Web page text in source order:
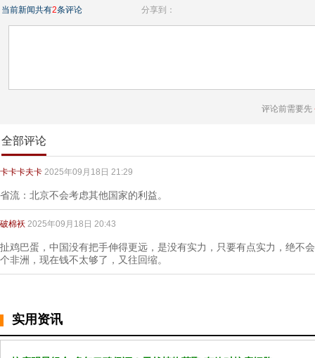
当前新闻共有2条评论 分享到：
评论前需要先
全部评论
卡卡卡夫卡 2025年09月18日 21:29
省流：北京不会考虑其他国家的利益。
破棉袄 2025年09月18日 20:43
扯鸡巴蛋，中国没有把手伸得更远，是没有实力，只要有点实力，绝不
个非洲，现在钱不太够了，又往回缩。
实用资讯